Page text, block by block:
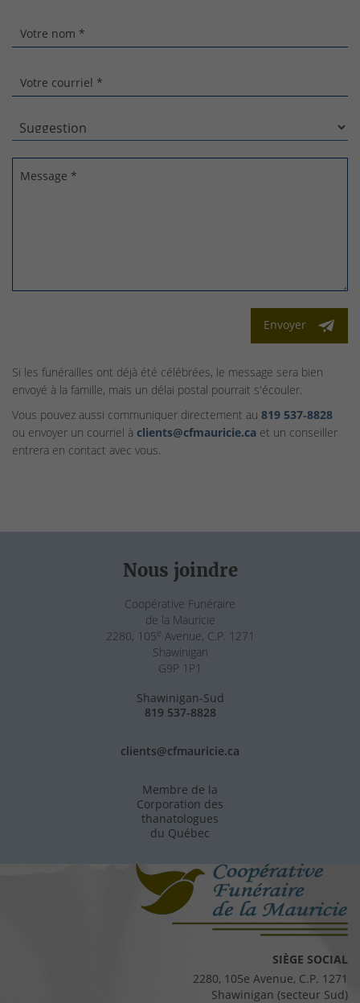
Votre nom *
Votre courriel *
Message *
Envoyer
Si les funérailles ont déjà été célébrées, le message sera bien
envoyé à la famille, mais un délai postal pourrait s'écouler.
Vous pouvez aussi communiquer directement au 819 537‑8828
ou envoyer un courriel à clients@cfmauricie.ca et un conseiller
entrera en contact avec vous.
Nous joindre
Coopérative Funéraire
de la Mauricie
2280, 105e Avenue, C.P. 1271
Shawinigan
G9P 1P1
Shawinigan-Sud
819 537-8828
clients@cfmauricie.ca
Membre de la
Corporation des
thanatologues
du Québec
SIÈGE SOCIAL
2280, 105e Avenue, C.P. 1271
Shawinigan (secteur Sud)